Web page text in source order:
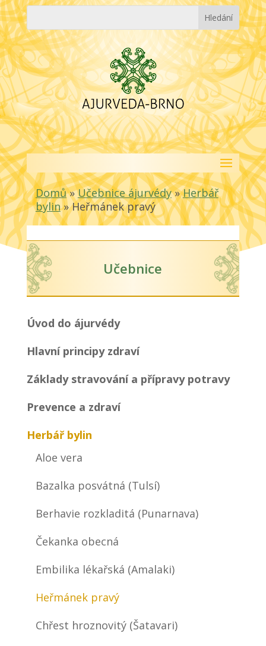
Domů»Učebnice ájurvédy»Herbář
bylin»Heřmánek pravý
Učebnice
Úvod do ájurvédy
Hlavní principy zdraví
Základy stravování a přípravy potravy
Prevence a zdraví
Herbář bylin
Aloe vera
Bazalka posvátná (Tulsí)
Berhavie rozkladitá (Punarnava)
Čekanka obecná
Embilika lékařská (Amalaki)
Heřmánek pravý
Chřest hroznovitý (Šatavari)